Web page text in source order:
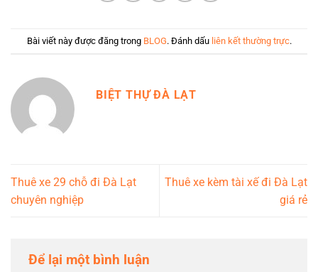
Bài viết này được đăng trong BLOG. Đánh dấu liên kết thường trực.
BIỆT THỰ ĐÀ LẠT
Thuê xe 29 chỗ đi Đà Lạt
chuyên nghiệp
Thuê xe kèm tài xế đi Đà Lạt
giá rẻ
Để lại một bình luận